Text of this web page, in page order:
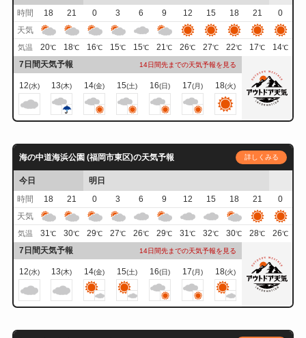
時間
18 21 0 3 6 9 12 15 18 21
0
天気
気温 20℃ 18℃ 16℃ 15℃ 15℃ 21℃ 26℃ 27℃ 22℃ 17℃ 14℃
7日間天気予報 14日間先までの天気予報を見る
12(水) 13(木) 14(金) 15(土) 16(日) 17(月) 18(火)
海の中道海浜公園 (福岡市東区)の天気予報 詳しくみる
今日
明日
時間
18 21 0 3 6 9 12 15 18 21
0
天気
気温 31℃ 30℃ 29℃ 27℃ 26℃ 29℃ 31℃ 32℃ 30℃ 28℃ 26℃
7日間天気予報 14日間先までの天気予報を見る
12(水) 13(木) 14(金) 15(土) 16(日) 17(月) 18(火)